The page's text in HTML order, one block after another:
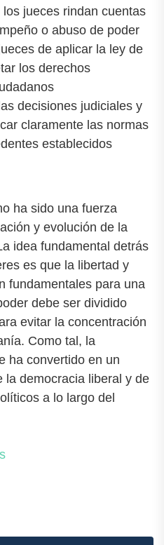
jueces rindan cuentas
o abuso de poder
de aplicar la ley de
los derechos
decisiones judiciales y
claramente las normas
establecidos
ha sido una fuerza
y evolución de la
idea fundamental detrás
es que la libertad y
fundamentales para una
debe ser dividido
evitar la concentración
Como tal, la
ha convertido en un
la democracia liberal y de
a lo largo del